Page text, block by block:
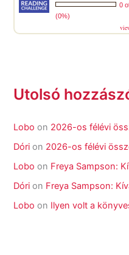
0
(0%)
Utolsó
Lobo on 2026-os félévi
Dóri on 2026-os félévi
Lobo on Freya Sampson:
Dóri on Freya Sampson:
Lobo on Ilyen volt a